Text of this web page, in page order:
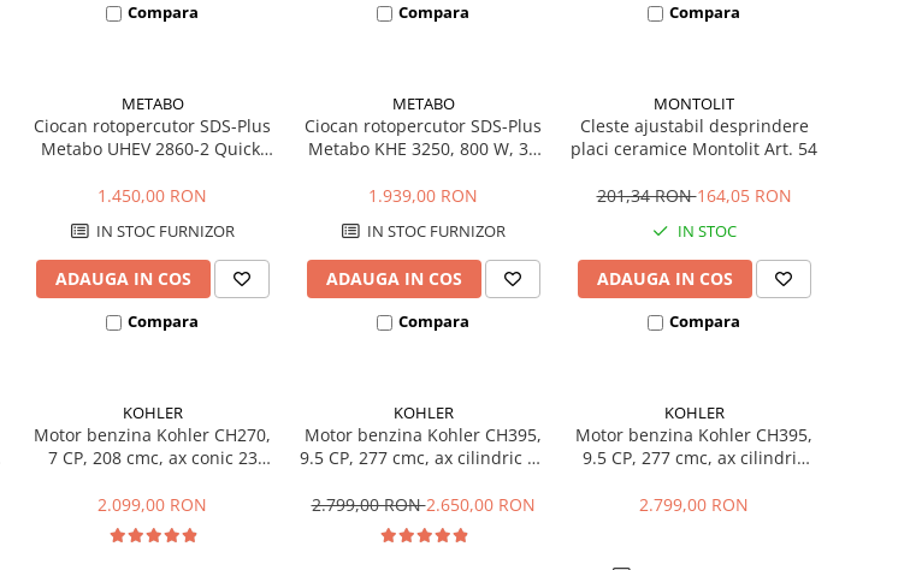
Compara Compara Compara
METABO
Ciocan rotopercutor SDS-Plus
Metabo UHEV 2860-2 Quick,
1.450,00 RON
IN STOC FURNIZOR
ADAUGA IN COS
Compara
METABO
Ciocan rotopercutor SDS-Plus
Metabo KHE 3250, 800 W, 32
1.939,00 RON
IN STOC FURNIZOR
ADAUGA IN COS
Compara
MONTOLIT
Cleste ajustabil desprindere
placi ceramice Montolit Art. 54
201,34 RON164,05 RON
IN STOC
ADAUGA IN COS
Compara
KOHLER
Motor benzina Kohler CH270,
7 CP, 208 cmc, ax conic 23
2.099,00 RON
KOHLER
Motor benzina Kohler CH395,
9.5 CP, 277 cmc, ax cilindric 25
2.799,00 RON2.650,00 RON
KOHLER
Motor benzina Kohler CH395,
9.5 CP, 277 cmc, ax cilindric
2.799,00 RON